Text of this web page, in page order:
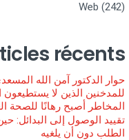
Web (242)
récents
حوار الدكتور آمن الله
للمدخنين الذين لا يستطيعون
المخاطر أصبح رهانًا للصحة
تقييد الوصول إلى البدائل:
الطلب دون أن يلغيه